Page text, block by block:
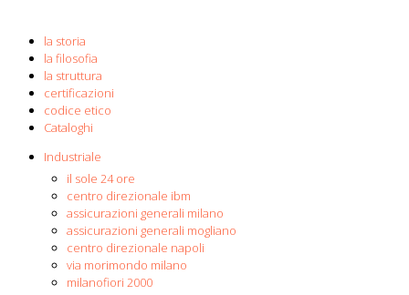
la storia
la filosofia
la struttura
certificazioni
codice etico
Cataloghi
Industriale
il sole 24 ore
centro direzionale ibm
assicurazioni generali milano
assicurazioni generali mogliano
centro direzionale napoli
via morimondo milano
milanofiori 2000